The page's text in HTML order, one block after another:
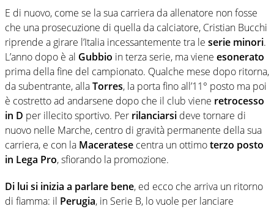
E di nuovo, come se la sua carriera da allenatore non fosse
che una prosecuzione di quella da calciatore, Cristian Bucchi
riprende a girare l’Italia incessantemente tra le serie minori.
L’anno dopo è al Gubbio in terza serie, ma viene esonerato
prima della fine del campionato. Qualche mese dopo ritorna,
da subentrante, allaTorres, la porta fino all’11° posto ma poi
è costretto ad andarsene dopo che il club viene retrocesso
in D per illecito sportivo. Per rilanciarsi deve tornare di
nuovo nelle Marche, centro di gravità permanente della sua
carriera, e con la Maceratese centra un ottimoterzo posto
in Lega Pro, sfiorando la promozione.
Di lui si inizia a parlare bene, ed ecco che arriva un ritorno
di fiamma: il Perugia, in Serie B, lo vuole per lanciare